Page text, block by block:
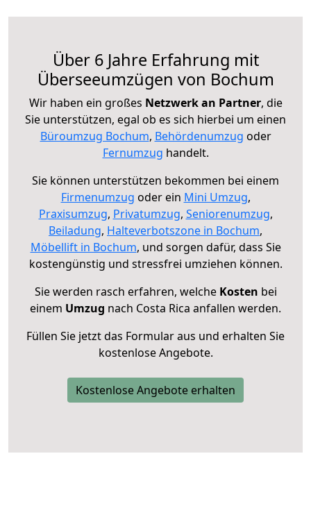
Über 6 Jahre Erfahrung mit
Überseeumzügen von Bochum
Wir haben ein großes Netzwerk an Partner, die
Sie unterstützen, egal ob es sich hierbei um einen
Büroumzug Bochum, Behördenumzug oder
Fernumzug handelt.
Sie können unterstützen bekommen bei einem
Firmenumzug oder ein Mini Umzug,
Praxisumzug, Privatumzug, Seniorenumzug,
Beiladung, Halteverbotszone in Bochum,
Möbellift in Bochum, und sorgen dafür, dass Sie
kostengünstig und stressfrei umziehen können.
Sie werden rasch erfahren, welche Kosten bei
einem Umzug nach Costa Rica anfallen werden.
Füllen Sie jetzt das Formular aus und erhalten Sie
kostenlose Angebote.
Kostenlose Angebote erhalten